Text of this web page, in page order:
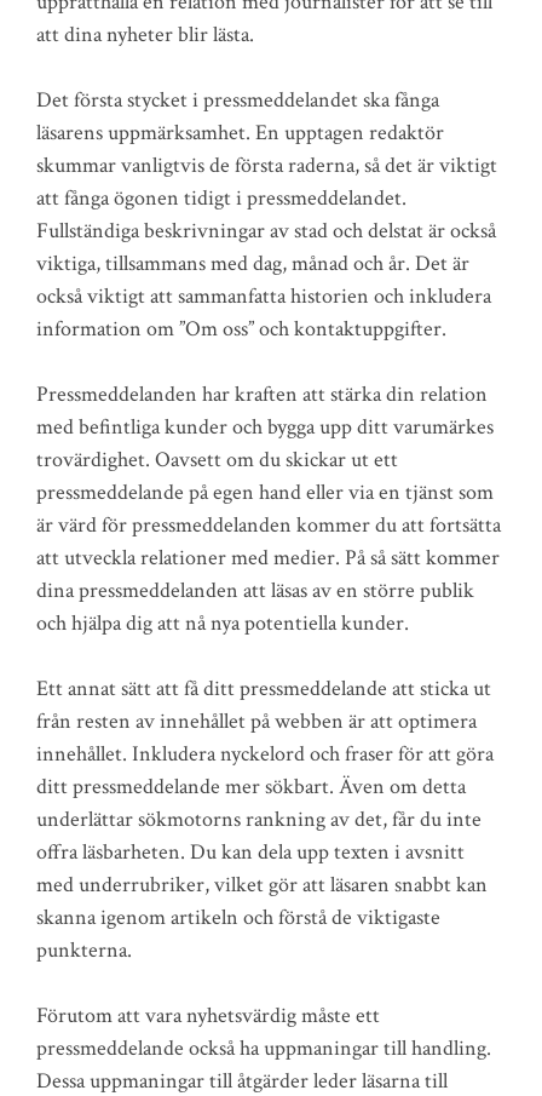
att dina nyheter blir lästa.
Det första stycket i pressmeddelandet ska fånga
läsarens uppmärksamhet. En upptagen redaktör
skummar vanligtvis de första raderna, så det är viktigt
att fånga ögonen tidigt i pressmeddelandet.
Fullständiga beskrivningar av stad och delstat är också
viktiga, tillsammans med dag, månad och år. Det är
också viktigt att sammanfatta historien och inkludera
information om ”Om oss” och kontaktuppgifter.
Pressmeddelanden har kraften att stärka din relation
med befintliga kunder och bygga upp ditt varumärkes
trovärdighet. Oavsett om du skickar ut ett
pressmeddelande på egen hand eller via en tjänst som
är värd för pressmeddelanden kommer du att fortsätta
att utveckla relationer med medier. På så sätt kommer
dina pressmeddelanden att läsas av en större publik
och hjälpa dig att nå nya potentiella kunder.
Ett annat sätt att få ditt pressmeddelande att sticka ut
från resten av innehållet på webben är att optimera
innehållet. Inkludera nyckelord och fraser för att göra
ditt pressmeddelande mer sökbart. Även om detta
underlättar sökmotorns rankning av det, får du inte
offra läsbarheten. Du kan dela upp texten i avsnitt
med underrubriker, vilket gör att läsaren snabbt kan
skanna igenom artikeln och förstå de viktigaste
punkterna.
Förutom att vara nyhetsvärdig måste ett
pressmeddelande också ha uppmaningar till handling.
Dessa uppmaningar till åtgärder leder läsarna till